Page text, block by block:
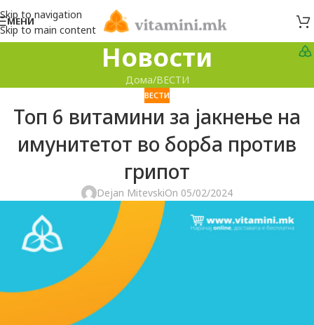
Skip to navigation
Skip to main content
МЕНИ
Новости
Дома ВЕСТИ
ВЕСТИ
Топ 6 витамини за јакнење на
имунитетот во борба против
грипот
Dejan MitevskiOn 05/02/2024